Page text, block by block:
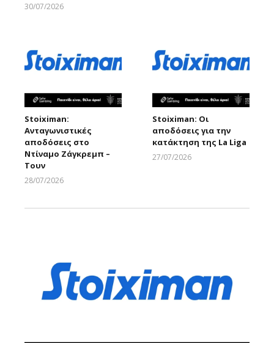
30/07/2026
Stoiximan:
Ανταγωνιστικές
αποδόσεις στο
Ντίναμο Ζάγκρεμπ –
Τουν
28/07/2026
Stoiximan: Οι
αποδόσεις για την
κατάκτηση της La Liga
27/07/2026